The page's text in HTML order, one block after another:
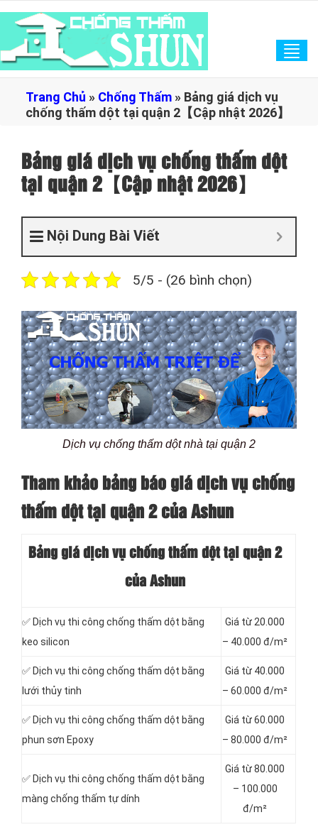
Trang Chủ » Chống Thấm » Bảng giá dịch vụ
chống thấm dột tại quận 2【Cập nhật 2026】
Bảng giá dịch vụ chống thấm dột
tại quận 2【Cập nhật 2026】
Nội Dung Bài Viết
5/5 - (26 bình chọn)
Dịch vụ chống thấm dột nhà tại quận 2
Tham khảo bảng báo giá dịch vụ chống
thấm dột tại quận 2 của Ashun
Bảng giá dịch vụ chống thấm dột tại quận 2
của Ashun
✅ Dịch vụ thi công chống thấm dột bằng
keo silicon
Giá từ 20.000
– 40.000 đ/m²
✅ Dịch vụ thi công chống thấm dột bằng
lưới thủy tinh
Giá từ 40.000
– 60.000 đ/m²
✅ Dịch vụ thi công chống thấm dột bằng
phun sơn Epoxy
Giá từ 60.000
– 80.000 đ/m²
✅ Dịch vụ thi công chống thấm dột bằng
màng chống thấm tự dính
Giá từ 80.000
– 100.000
đ/m²